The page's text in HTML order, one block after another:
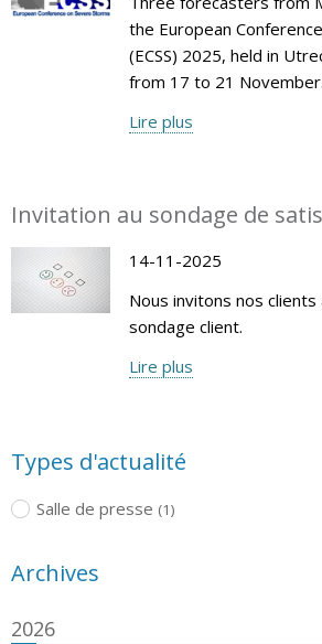
the European
(ECSS) 2025, held in
from 17 to 21 November.
Lire plus
Invitation au sondage de
14-11-2025
Nous invitons nos
sondage client.
Lire plus
Types d'actualité
Salle de presse (1)
Archives
2026